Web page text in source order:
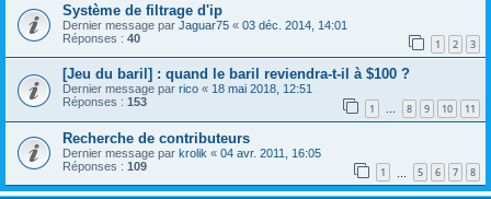
Système de filtrage d'ip
Dernier message par Jaguar75 « 03 déc. 2014, 14:01
Réponses : 40 1 2 3
[Jeu du baril] : quand le baril reviendra-t-il à $100 ?
Dernier message par rico « 18 mai 2018, 12:51
Réponses : 153 1 … 8 9 10 11
Recherche de contributeurs
Dernier message par krolik « 04 avr. 2011, 16:05
Réponses : 109 1 5 6 7 8